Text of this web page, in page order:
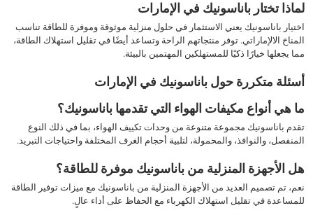
لماذا تختار باناسونيك في الإمارات
اختيار باناسونيك يعني الاستثمار في حلول منزلية موثوقة وموفرة للطاقة تناسب
المناخ الالإماراتي. توفر منتجاتهم الراحة وتساعد أيضًا في تقليل استهلاك الطاقة،
مما يجعلها خيارًا ذكيًا للمستهلكين المهتمين بالبيئة.
أسئلة متكررة حول باناسونيك في الإمارات
ما هي أنواع مكيفات الهواء التي تقدمها باناسونيك؟
تقدم باناسونيك مجموعة متنوعة من وحدات تكييف الهواء، بما في ذلك النوع
المنفصل، والنوافذ، والمحمولة، لتلبية أحجام الغرف المختلفة واحتياجات التبريد.
هل الأجهزة المنزلية من باناسونيك موفرة للطاقة؟
نعم، تم تصميم العديد من الأجهزة المنزلية من باناسونيك مع ميزات توفير الطاقة
للمساعدة في تقليل استهلاك الكهرباء مع الحفاظ على أداء عالٍ.